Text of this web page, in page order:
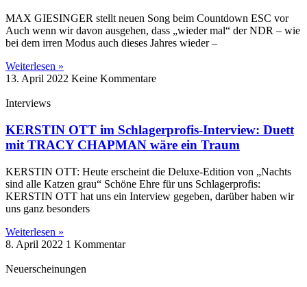
MAX GIESINGER stellt neuen Song beim Countdown ESC vor
Auch wenn wir davon ausgehen, dass „wieder mal“ der NDR – wie
bei dem irren Modus auch dieses Jahres wieder –
Weiterlesen »
13. April 2022 Keine Kommentare
Interviews
KERSTIN OTT im Schlagerprofis-Interview: Duett
mit TRACY CHAPMAN wäre ein Traum
KERSTIN OTT: Heute erscheint die Deluxe-Edition von „Nachts
sind alle Katzen grau“ Schöne Ehre für uns Schlagerprofis:
KERSTIN OTT hat uns ein Interview gegeben, darüber haben wir
uns ganz besonders
Weiterlesen »
8. April 2022 1 Kommentar
Neuerscheinungen